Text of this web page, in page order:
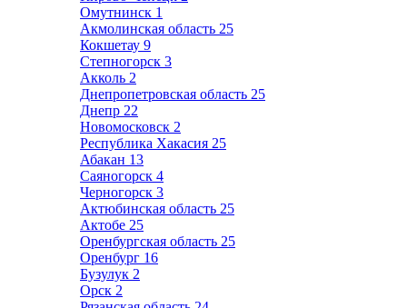
Омутнинск 1
Акмолинская область 25
Кокшетау 9
Степногорск 3
Акколь 2
Днепропетровская область 25
Днепр 22
Новомосковск 2
Республика Хакасия 25
Абакан 13
Саяногорск 4
Черногорск 3
Актюбинская область 25
Актобе 25
Оренбургская область 25
Оренбург 16
Бузулук 2
Орск 2